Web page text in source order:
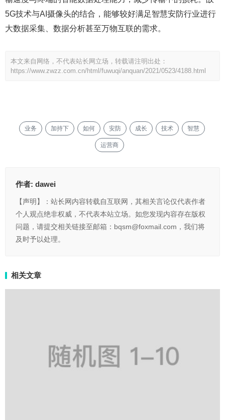
5G技术与AI摄像头的结合，能够较好满足智慧安防行业进行
大数据采集、数据分析甚至万物互联的需求。
本文来自网络，不代表站长网立场，转载请注明出处：
https://www.zwzz.com.cn/html/fuwuqi/anquan/2021/0523/4188.html
业务 加持下 如何 安防 成长 技术 智慧
运营商
作者: dawei
【声明】：站长网内容转载自互联网，其相关言论仅代表作者
个人观点绝非权威，不代表本站立场。如您发现内容存在版权
问题，请提交相关链接至邮箱：bqsm@foxmail.com，我们将
及时予以处理。
相关文章